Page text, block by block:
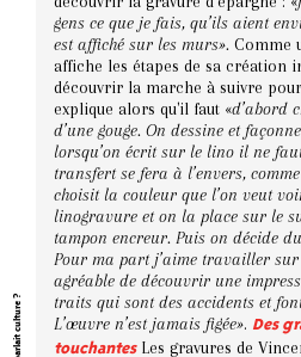
gens ce que je fais, qu’ils aient
est affiché sur les murs». Comme
affiche les étapes de sa création
découvrir la marche à suivre
explique alors qu'il faut «d’abord
d’une gouge. On dessine et
lorsqu’on écrit sur le lino il ne
transfert se fera à l’envers,
choisit la couleur que l’on veut
linogravure et on la place sur le
tampon encreur. Puis on décide
Pour ma part j’aime travailler sur
agréable de découvrir une
traits qui sont des accidents et
L’œuvre n’est jamais figée». Des
touchantesLes gravures de